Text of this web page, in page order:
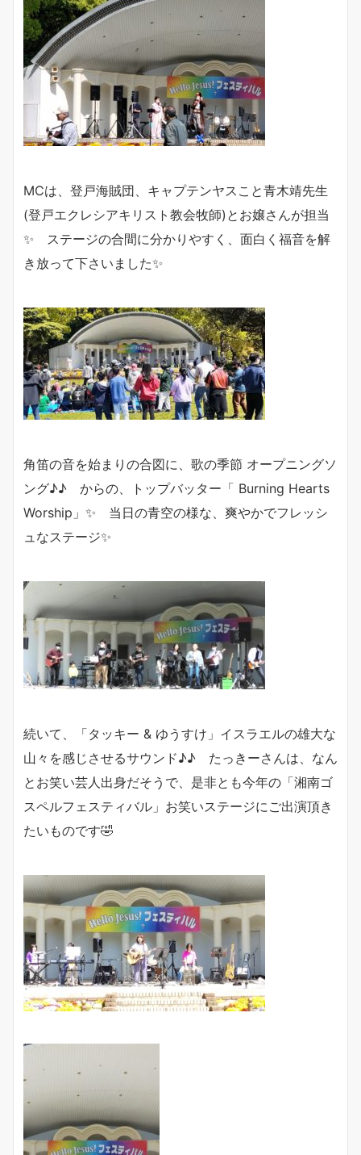
MCは、登戸海賊団、キャプテンヤスこと青木靖先生
(登戸エクレシアキリスト教会牧師)とお嬢さんが担当
✨ ステージの合間に分かりやすく、面白く福音を解
き放って下さいました✨
角笛の音を始まりの合図に、歌の季節 オープニングソ
ング♪♪ からの、トップバッター「 Burning Hearts
Worship」✨ 当日の青空の様な、爽やかでフレッシ
ュなステージ✨
続いて、「タッキー & ゆうすけ」イスラエルの雄大な
山々を感じさせるサウンド♪♪ たっきーさんは、なん
とお笑い芸人出身だそうで、是非とも今年の「湘南ゴ
スペルフェスティバル」お笑いステージにご出演頂き
たいものです🤣